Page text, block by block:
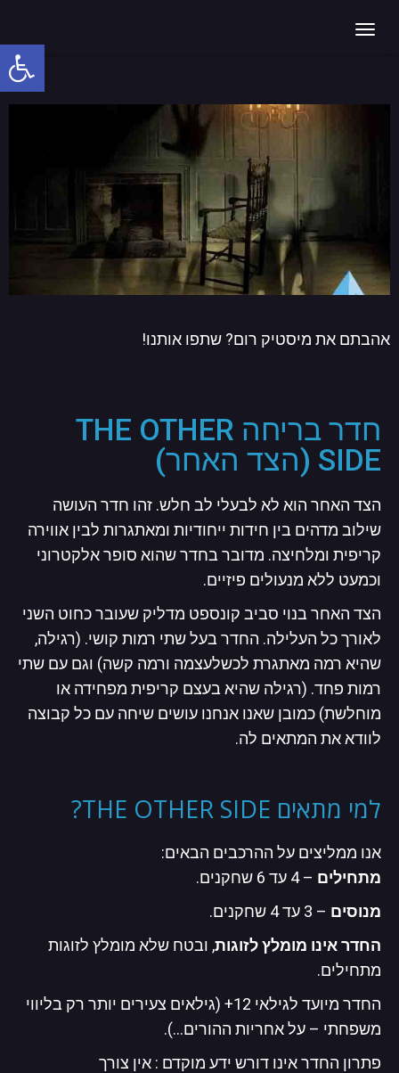
תפריט
חדר הצד האחר
אהבתם את מיסטיק רום? שתפו אותנו!
חדר בריחה THE OTHER
SIDE (הצד האחר)
הצד האחר הוא לא לבעלי לב חלש. זהו חדר העושה
שילוב מדהים בין חידות ייחודיות ומאתגרות לבין אווירה
קריפית ומלחיצה. מדובר בחדר שהוא סופר אלקטרוני
וכמעט ללא מנעולים פיזיים.
הצד האחר בנוי סביב קונספט מדליק שעובר כחוט השני
לאורך כל העלילה. החדר בעל שתי רמות קושי. (רגילה,
שהיא רמה מאתגרת לכשלעצמה ורמה קשה) וגם עם שתי
רמות פחד. (רגילה שהיא בעצם קריפית מפחידה או
מוחלשת) כמובן שאנו אנחנו עושים שיחה עם כל קבוצה
לוודא את המתאים לה.
למי מתאים THE OTHER SIDE?
אנו ממליצים על ההרכבים הבאים:
מתחילים – 4 עד 6 שחקנים.
מנוסים – 3 עד 4 שחקנים.
החדר אינו מומלץ לזוגות, ובטח שלא מומלץ לזוגות
מתחילים.
החדר מיועד לגילאי 12+ (גילאים צעירים יותר רק בליווי
משפחתי – על אחריות ההורים…).
פתרון החדר אינו דורש ידע מוקדם : אין צורך